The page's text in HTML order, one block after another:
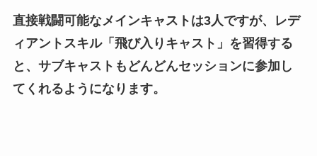
直接戦闘可能なメインキャストは3人ですが、レデ
ィアントスキル「飛び入りキャスト」を習得する
と、サブキャストもどんどんセッションに参加し
てくれるようになります。